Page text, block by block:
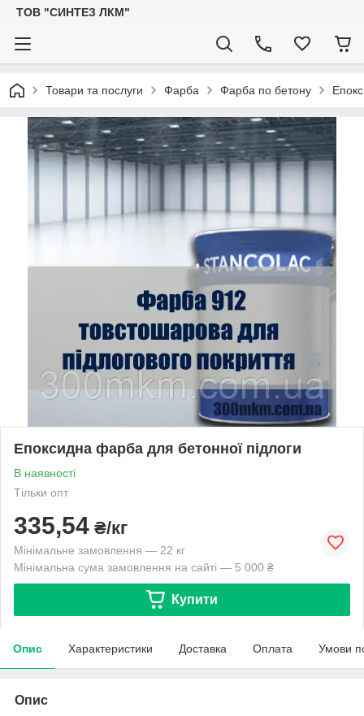
ТОВ "СИНТЕЗ ЛКМ"
Товари та послуги Фарба Фарба по бетону
Епоксидна фарба для бетонної підлоги
В наявності
Тільки опт
335,54 ₴/кг
Мінімальне замовлення — 22 кг
Мінімальна сума замовлення на сайті — 5 000 ₴
Купити
Опис Характеристики Доставка Оплата Умови
Опис